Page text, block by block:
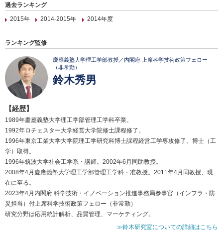
過去ランキング
2015年
2014-2015年 2014年度
ランキング監修
慶應義塾大学理工学部教授／内閣府 上席科学技術政策フェロー
（非常勤）
鈴木秀男
【経歴】
1989年慶應義塾大学理工学部管理工学科卒業。
1992年ロチェスター大学経営大学院修士課程修了。
1996年東京工業大学大学院理工学研究科博士課程経営工学専攻修了。博士（工
学）取得。
1996年筑波大学社会工学系・講師。2002年6月同助教授。
2008年4月慶應義塾大学理工学部管理工学科・准教授。2011年4月同教授、現
在に至る。
2023年4月内閣府 科学技術・イノベーション推進事務局参事官（インフラ・防
災担当）付上席科学技術政策フェロー（非常勤）
研究分野は応用統計解析、品質管理、マーケティング。
≫鈴木研究室についての詳細はこちら